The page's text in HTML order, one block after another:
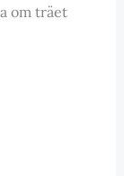
om träet